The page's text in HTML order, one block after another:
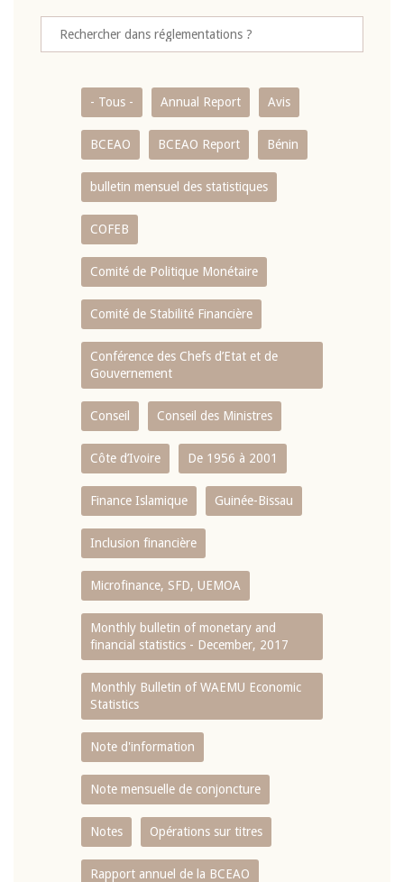
- Tous - Annual Report Avis
BCEAO BCEAO Report Bénin
bulletin mensuel des statistiques
COFEB
Comité de Politique Monétaire
Comité de Stabilité Financière
Conférence des Chefs d’Etat et de
Gouvernement
Conseil Conseil des Ministres
Côte d’Ivoire De 1956 à 2001
Finance Islamique Guinée-Bissau
Inclusion financière
Microfinance, SFD, UEMOA
Monthly bulletin of monetary and
financial statistics - December, 2017
Monthly Bulletin of WAEMU Economic
Statistics
Note d'information
Note mensuelle de conjoncture
Notes Opérations sur titres
Rapport annuel de la BCEAO